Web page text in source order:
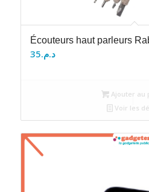
Écouteurs haut parleurs
د.م.35
Ajouter au
Voir les